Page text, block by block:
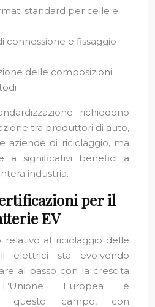
standard per celle e
connessione e fissaggio
delle composizioni
richiedono
tra produttori di auto,
aziende di riciclaggio, ma
a significativi benefici a
industria.
per il
EV
al riciclaggio delle
elettrici sta evolvendo
al passo con la crescita
Europea è
questo campo, con